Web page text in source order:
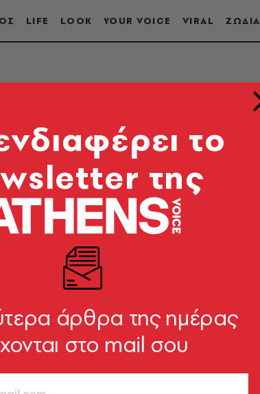
LIFE LOOK YOUR VOICE VIRAL ΖΩΔΙΑ
και το ΑΠΘ
το
της
άρθρα της ημέρας
στο mail σου